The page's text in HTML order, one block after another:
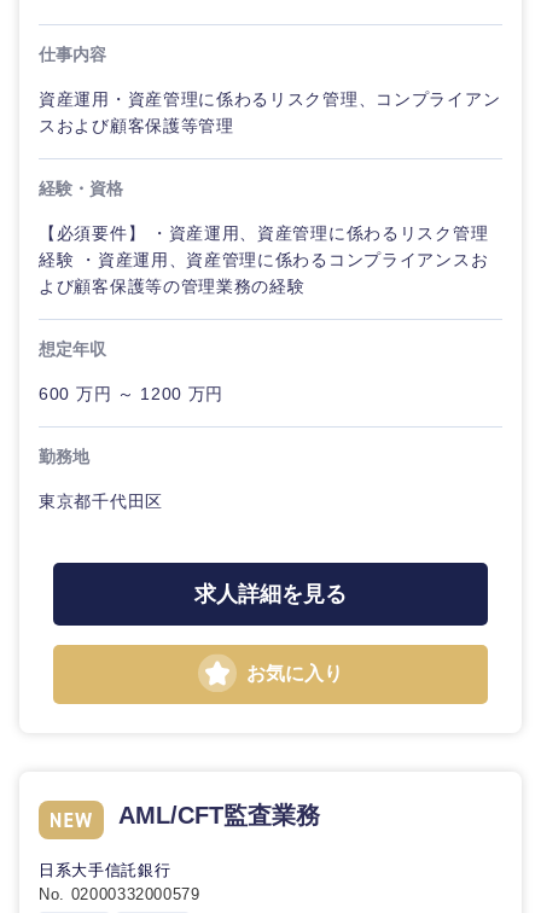
仕事内容
資産運用・資産管理に係わるリスク管理、コンプライアン
スおよび顧客保護等管理
経験・資格
【必須要件】 ・資産運用、資産管理に係わるリスク管理
経験 ・資産運用、資産管理に係わるコンプライアンスお
よび顧客保護等の管理業務の経験
想定年収
600 万円 ～ 1200 万円
勤務地
東京都千代田区
求人詳細を見る
お気に入り
AML/CFT監査業務
日系大手信託銀行
No. 02000332000579